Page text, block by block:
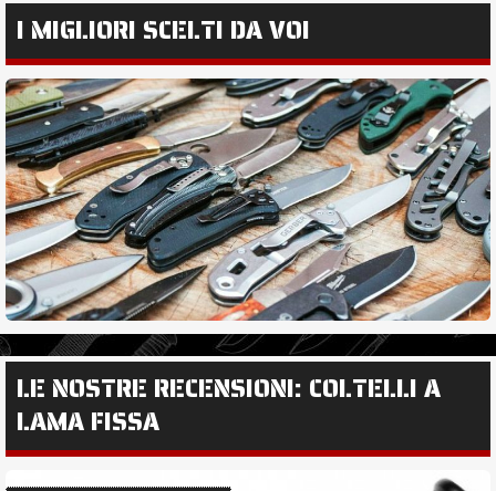
I MIGLIORI SCELTI DA VOI
LE NOSTRE RECENSIONI: COLTELLI A
LAMA FISSA